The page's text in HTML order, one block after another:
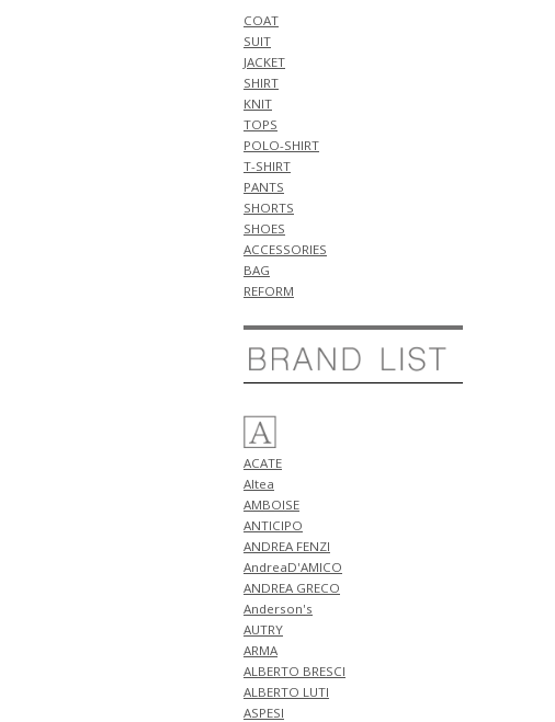
新作 アイテム 計1型 入荷!!
NEW ARRIVALS 2026 "ANTICIPO"
新作 アイテム 計2型 入荷!!
5月9日
NEW ARRIVALS 2026 "FIGARET"
新作 アイテム 計2型 入荷!!
5月6日
NEW ARRIVALS 2026 "ANTICIPO"
新作 アイテム 計3型 入荷!!
5月5日
NEW ARRIVALS 2026 "HENRO"
新作 アイテム 計3型 入荷!!
5月4日
5月3日
NEW ARRIVALS 2026
型 入荷!!
5月2日
NEW ARRIVALS 2026 "Tintoria
Mattei" 新作 アイテム 計1型 入
荷!!
NEW ARRIVALS 2026 "ANTICIPO"
新作 アイテム 計2型 入荷!!
5月1日
NEW ARRIVALS 2026 "BERWICH"
新作 アイテム 計2型 入荷!!
NEW ARRIVALS 2026 "GUY
ROVER" 新作 アイテム 計1型 入
荷!!
4月30日
COAT
SUIT
JACKET
SHIRT
KNIT
TOPS
POLO-SHIRT
T-SHIRT
PANTS
SHORTS
SHOES
ACCESSORIES
BAG
REFORM
ACATE
Altea
AMBOISE
ANTICIPO
ANDREA FENZI
AndreaD'AMICO
ANDREA GRECO
Anderson's
AUTRY
ARMA
ALBERTO BRESCI
ALBERTO LUTI
ASPESI